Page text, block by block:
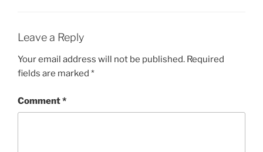
Leave a Reply
Your email address will not be published. Required
fields are marked *
Comment*